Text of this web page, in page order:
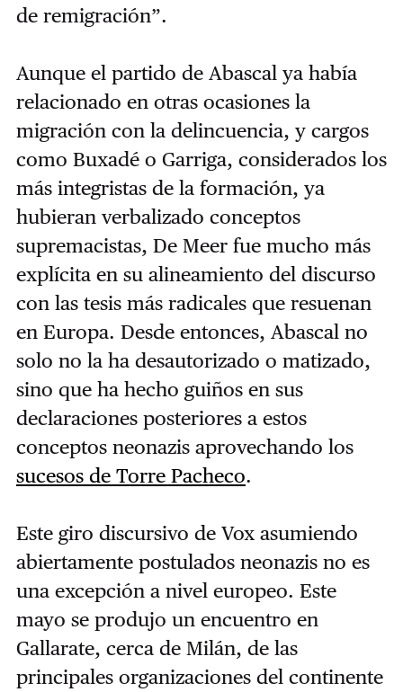
de remigración”.
Aunque el partido de Abascal ya había
relacionado en otras ocasiones la
migración con la delincuencia, y cargos
como Buxadé o Garriga, considerados los
más integristas de la formación, ya
hubieran verbalizado conceptos
supremacistas, De Meer fue mucho más
explícita en su alineamiento del discurso
con las tesis más radicales que resuenan
en Europa. Desde entonces, Abascal no
solo no la ha desautorizado o matizado,
sino que ha hecho guiños en sus
declaraciones posteriores a estos
conceptos neonazis aprovechando los
sucesos de Torre Pacheco.
Este giro discursivo de Vox asumiendo
abiertamente postulados neonazis no es
una excepción a nivel europeo. Este
mayo se produjo un encuentro en
Gallarate, cerca de Milán, de las
principales organizaciones del continente